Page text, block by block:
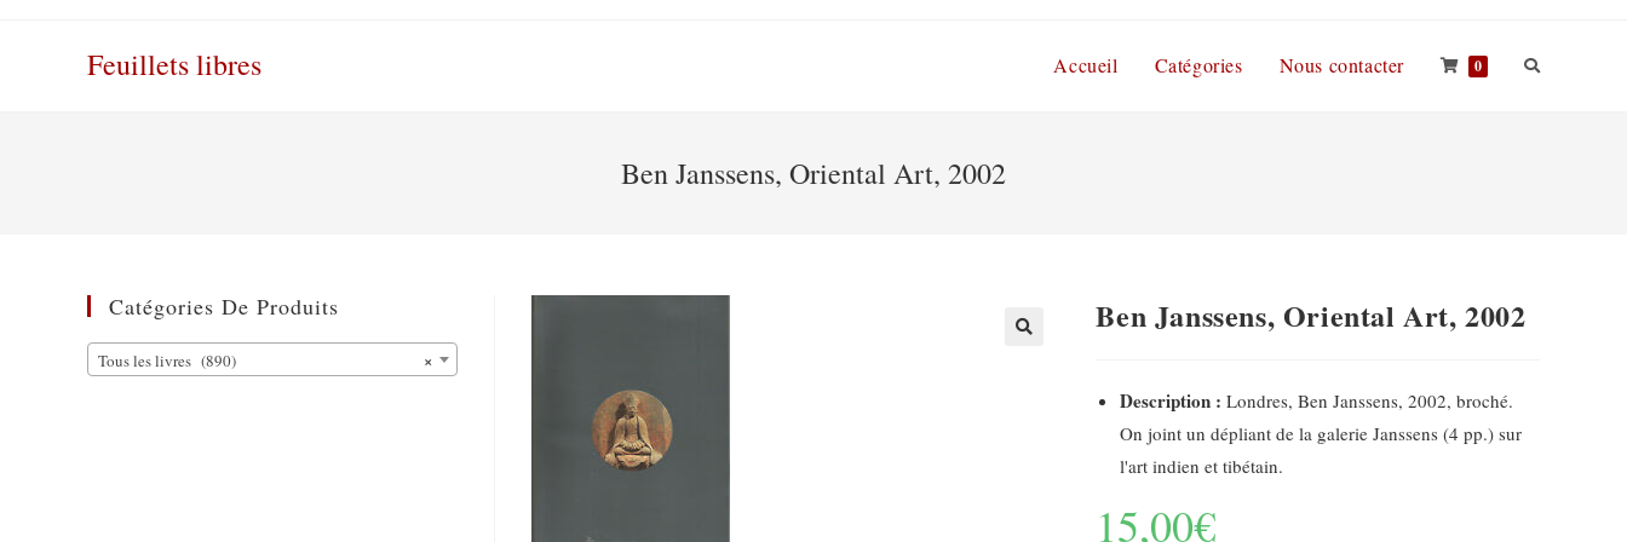
Feuillets libres Accueil Catégories Nous contacter 0
Ben Janssens, Oriental Art, 2002
Ben Janssens, Oriental Art, 2002
Description : Londres, Ben Janssens, 2002, broché.
On joint un dépliant de la galerie Janssens (4 pp.) sur
l'art indien et tibétain.
15,00€
Catégories De Produits
×
Tous les livres (890)